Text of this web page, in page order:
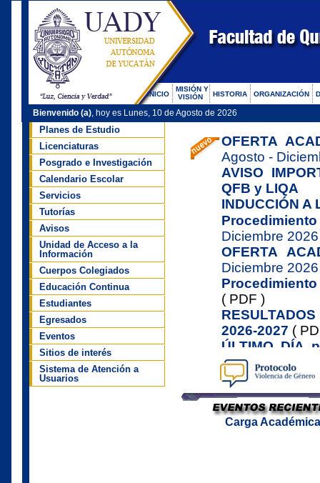
INICIO
MISIÓN Y
VISIÓN
HISTORIA ORGANIZACIÓN
Bienvenido (a), hoy es Lunes, 10 de Agosto de 2026
Planes de Estudio
Licenciaturas
Posgrado e Investigación
Calendario Escolar
Servicios
Tutorías
Avisos
Unidad de Acceso a la
Información
Cuerpos Colegiados
Educación Continua
Estudiantes
Egresados
Eventos
Sitios de interés
Sistema de Atención a
Usuarios